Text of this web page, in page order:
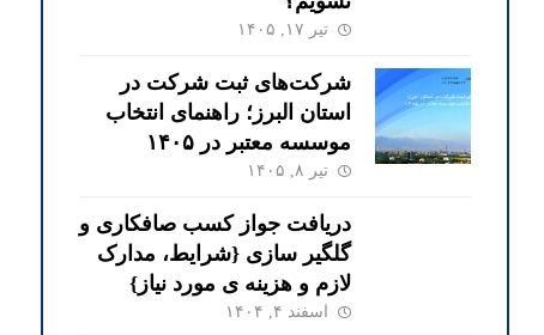
تیر ۱۷, ۱۴۰۵
شرکت‌های ثبت شرکت در
استان البرز؛ راهنمای انتخاب
موسسه معتبر در ۱۴۰۵
تیر ۸, ۱۴۰۵
دریافت جواز کسب صافکاری و
گلگیر سازی {شرایط، مدارک
لازم و هزینه ی مورد نیاز}
اسفند ۴, ۱۴۰۴